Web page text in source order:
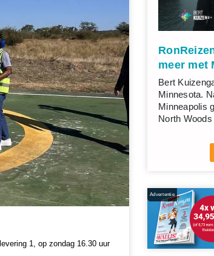
1, op zondag 16.30 uur
meer met
Bert
Minnesota.
Minneapolis
North
Advertentie